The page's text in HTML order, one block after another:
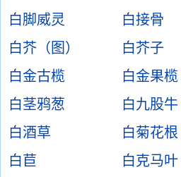
白脚威灵
白接骨
白芥（图）
白芥子
白金古榄
白金果榄
白茎鸦葱
白九股牛
白酒草
白菊花根
白苣
白克马叶